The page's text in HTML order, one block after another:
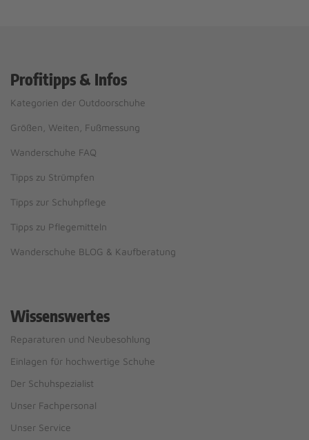
Profitipps & Infos
Kategorien der Outdoorschuhe
Größen, Weiten, Fußmessung
Wanderschuhe FAQ
Tipps zu Strümpfen
Tipps zur Schuhpflege
Tipps zu Pflegemitteln
Wanderschuhe BLOG & Kaufberatung
Wissenswertes
Reparaturen und Neubesohlung
Einlagen für hochwertige Schuhe
Der Schuhspezialist
Unser Fachpersonal
Unser Service